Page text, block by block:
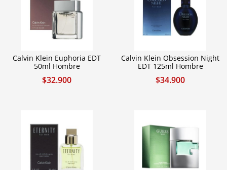
Calvin Klein Euphoria EDT
50ml Hombre
$32.900
Calvin Klein Obsession Night
EDT 125ml Hombre
$34.900